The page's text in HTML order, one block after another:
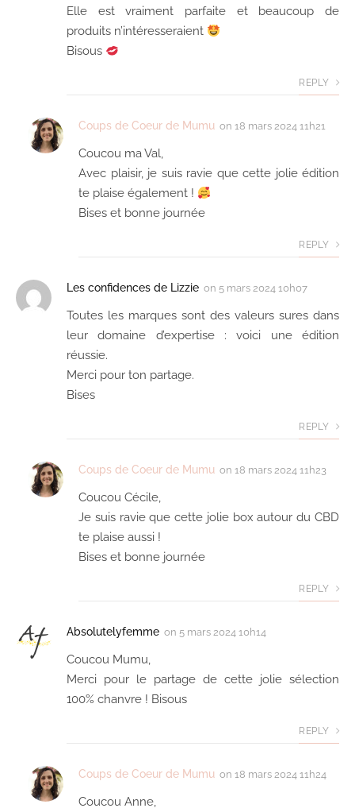
Elle est vraiment parfaite et beaucoup de
produits n’intéresseraient
Bisous
REPLY
Coups de Coeur de Mumu on 18 mars 2024 11h21
Coucou ma Val,
Avec plaisir, je suis ravie que cette jolie édition
te plaise également !
Bises et bonne journée
REPLY
Les confidences de Lizzie on 5 mars 2024 10h07
Toutes les marques sont des valeurs sures dans
leur domaine d’expertise : voici une édition
réussie.
Merci pour ton partage.
Bises
REPLY
Coups de Coeur de Mumu on 18 mars 2024 11h23
Coucou Cécile,
Je suis ravie que cette jolie box autour du CBD
te plaise aussi !
Bises et bonne journée
REPLY
Absolutelyfemme on 5 mars 2024 10h14
Coucou Mumu,
Merci pour le partage de cette jolie sélection
100% chanvre ! Bisous
REPLY
Coups de Coeur de Mumu on 18 mars 2024 11h24
Coucou Anne,